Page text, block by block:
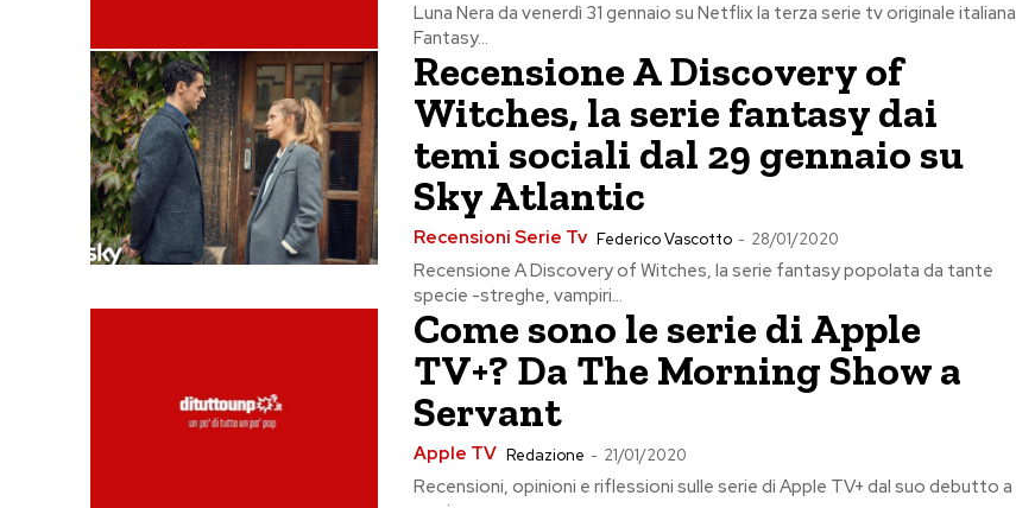
Luna Nera da venerdì 31 gennaio su Netflix la terza serie tv originale italiana
Fantasy...
Recensione A Discovery of
Witches, la serie fantasy dai
temi sociali dal 29 gennaio su
Sky Atlantic
Recensioni Serie Tv Federico Vascotto - 28/01/2020
Recensione A Discovery of Witches, la serie fantasy popolata da tante
specie -streghe, vampiri...
Come sono le serie di Apple
TV+? Da The Morning Show a
Servant
Apple TV Redazione - 21/01/2020
Recensioni, opinioni e riflessioni sulle serie di Apple TV+ dal suo debutto a